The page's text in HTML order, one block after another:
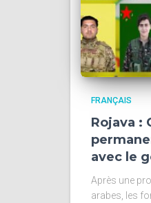
FRANÇAIS
Rojava :
avec le
Après une
arabes, les